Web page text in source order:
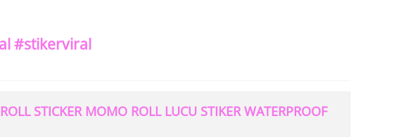
#stikerviral
STICKER MOMO ROLL LUCU STIKER WATERPROOF